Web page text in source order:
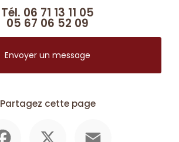
Tél. 06 71 13 11 05
05 67 06 52 09
Envoyer un message
Partagez cette page